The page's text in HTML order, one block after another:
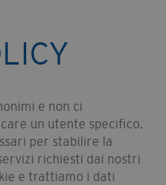
e non ci
un utente specifico.
per stabilire la
richiesti dai nostri
e trattiamo i dati